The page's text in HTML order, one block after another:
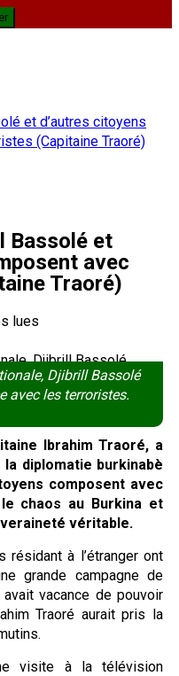
et d’autres citoyens
(Capitaine Traoré)
Bassolé et
avec
Traoré)
lues
Djibrill Bassolé
avec les terroristes.
Ibrahim Traoré, a
diplomatie burkinabè
composent avec
chaos au Burkina et
véritable.
à l’étranger ont
grande campagne de
vacance de pouvoir
Traoré aurait pris la
visite à la télévision